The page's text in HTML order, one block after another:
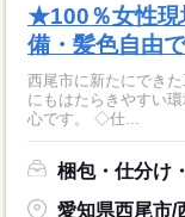
★100％女性現
備・髪色自由
西尾市に新たにでき
にもはたらきやすい
心です。 ◇仕...
梱包・仕分け
愛知県西尾市/